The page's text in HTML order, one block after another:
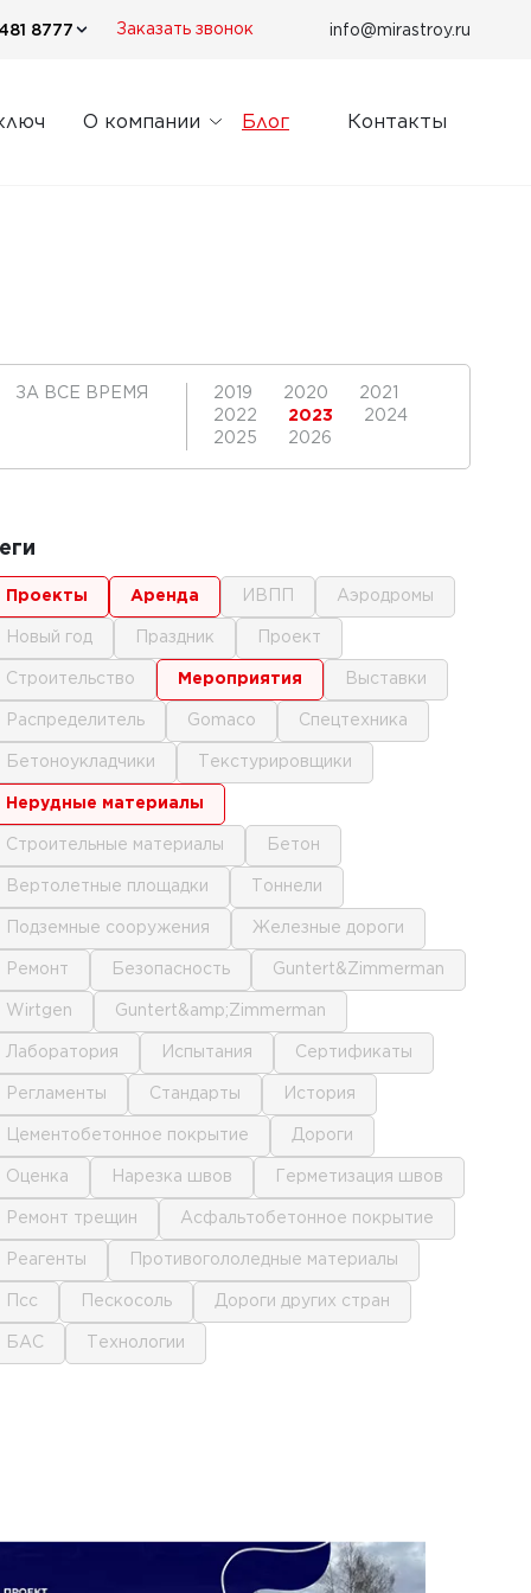
8777 Заказать звонок info@mirastroy.ru
О компании Блог Контакты
ЗА ВСЕ ВРЕМЯ 2019 2020
2021
2022
2023
2024
2025
2026
проекты аренда ИВПП аэродромы
новый год праздник проект
строительство мероприятия выставки
распределитель gomaco спецтехника
бетоноукладчики текстурировщики
нерудные материалы
строительные материалы бетон
вертолетные площадки тоннели
подземные сооружения железные дороги
ремонт безопасность Guntert&Zimmerman
Wirtgen Guntert&amp;Zimmerman
лаборатория испытания сертификаты
регламенты стандарты история
цементобетонное покрытие дороги
оценка нарезка швов герметизация швов
ремонт трещин асфальтобетонное покрытие
реагенты противогололедные материалы
псс пескосоль дороги других стран
БАС технологии